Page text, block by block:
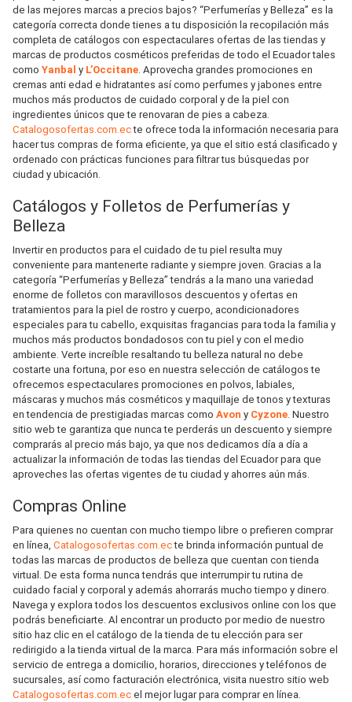
de las mejores marcas a precios bajos? “Perfumerías y Belleza” es la
categoría correcta donde tienes a tu disposición la recopilación más
completa de catálogos con espectaculares ofertas de las tiendas y
marcas de productos cosméticos preferidas de todo el Ecuador tales
como Yanbal y L’Occitane. Aprovecha grandes promociones en
cremas anti edad e hidratantes así como perfumes y jabones entre
muchos más productos de cuidado corporal y de la piel con
ingredientes únicos que te renovaran de pies a cabeza.
Catalogosofertas.com.ecte ofrece toda la información necesaria para
hacer tus compras de forma eficiente, ya que el sitio está clasificado y
ordenado con prácticas funciones para filtrar tus búsquedas por
ciudad y ubicación.
Catálogos y Folletos de Perfumerías y
Belleza
Invertir en productos para el cuidado de tu piel resulta muy
conveniente para mantenerte radiante y siempre joven. Gracias a la
categoría “Perfumerías y Belleza” tendrás a la mano una variedad
enorme de folletos con maravillosos descuentos y ofertas en
tratamientos para la piel de rostro y cuerpo, acondicionadores
especiales para tu cabello, exquisitas fragancias para toda la familia y
muchos más productos bondadosos con tu piel y con el medio
ambiente. Verte increíble resaltando tu belleza natural no debe
costarte una fortuna, por eso en nuestra selección de catálogos te
ofrecemos espectaculares promociones en polvos, labiales,
máscaras y muchos más cosméticos y maquillaje de tonos y texturas
en tendencia de prestigiadas marcas como Avon y Cyzone. Nuestro
sitio web te garantiza que nunca te perderás un descuento y siempre
comprarás al precio más bajo, ya que nos dedicamos día a día a
actualizar la información de todas las tiendas del Ecuador para que
aproveches las ofertas vigentes de tu ciudad y ahorres aún más.
Compras Online
Para quienes no cuentan con mucho tiempo libre o prefieren comprar
en línea, Catalogosofertas.com.ecte brinda información puntual de
todas las marcas de productos de belleza que cuentan con tienda
virtual. De esta forma nunca tendrás que interrumpir tu rutina de
cuidado facial y corporal y además ahorrarás mucho tiempo y dinero.
Navega y explora todos los descuentos exclusivos online con los que
podrás beneficiarte. Al encontrar un producto por medio de nuestro
sitio haz clic en el catálogo de la tienda de tu elección para ser
redirigido a la tienda virtual de la marca. Para más información sobre el
servicio de entrega a domicilio, horarios, direcciones y teléfonos de
sucursales, así como facturación electrónica, visita nuestro sitio web
Catalogosofertas.com.ec el mejor lugar para comprar en línea.